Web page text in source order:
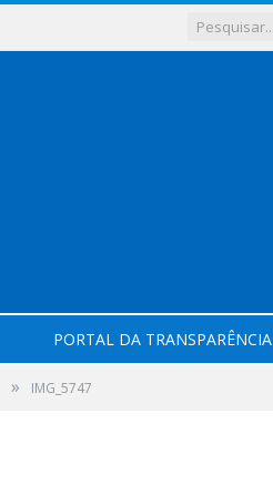
PORTAL DA TRANSPARÊNCIA
» IMG_5747